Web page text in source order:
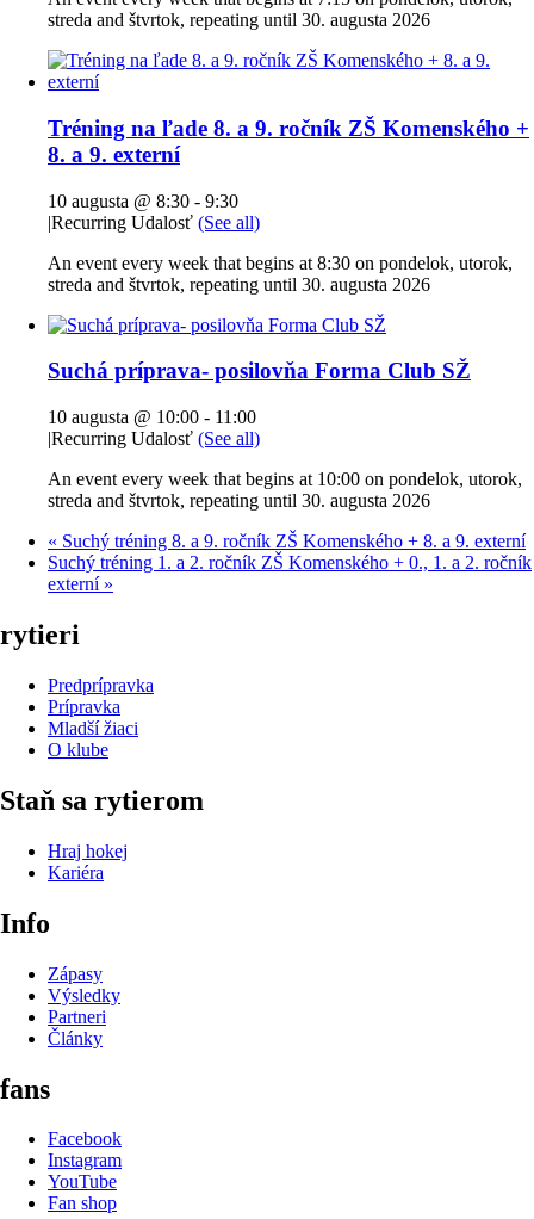
streda and štvrtok, repeating until 30. augusta 2026
Tréning na ľade 8. a 9. ročník ZŠ Komenského +
8. a 9. externí
10 augusta @ 8:30 - 9:30
|Recurring Udalosť (See all)
An event every week that begins at 8:30 on pondelok, utorok,
streda and štvrtok, repeating until 30. augusta 2026
Suchá príprava- posilovňa Forma Club SŽ
10 augusta @ 10:00 - 11:00
|Recurring Udalosť (See all)
An event every week that begins at 10:00 on pondelok, utorok,
streda and štvrtok, repeating until 30. augusta 2026
« Suchý tréning 8. a 9. ročník ZŠ Komenského + 8. a 9. externí
Suchý tréning 1. a 2. ročník ZŠ Komenského + 0., 1. a 2. ročník
externí »
rytieri
Predprípravka
Prípravka
Mladší žiaci
O klube
Staň sa rytierom
Hraj hokej
Kariéra
Info
Zápasy
Výsledky
Partneri
Články
fans
Facebook
Instagram
YouTube
Fan shop